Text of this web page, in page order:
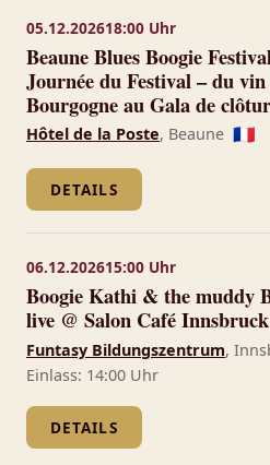
05.12.202618:00 Uhr
Beaune Blues Boogie
Journée du Festival – du vin
Bourgogne au Gala de
Hôtel de la Poste, Beaune 🇫🇷
DETAILS
06.12.202615:00 Uhr
Boogie Kathi & the muddy
live @ Salon Café Innsbruck
Funtasy Bildungszentrum,
Einlass: 14:00 Uhr
DETAILS